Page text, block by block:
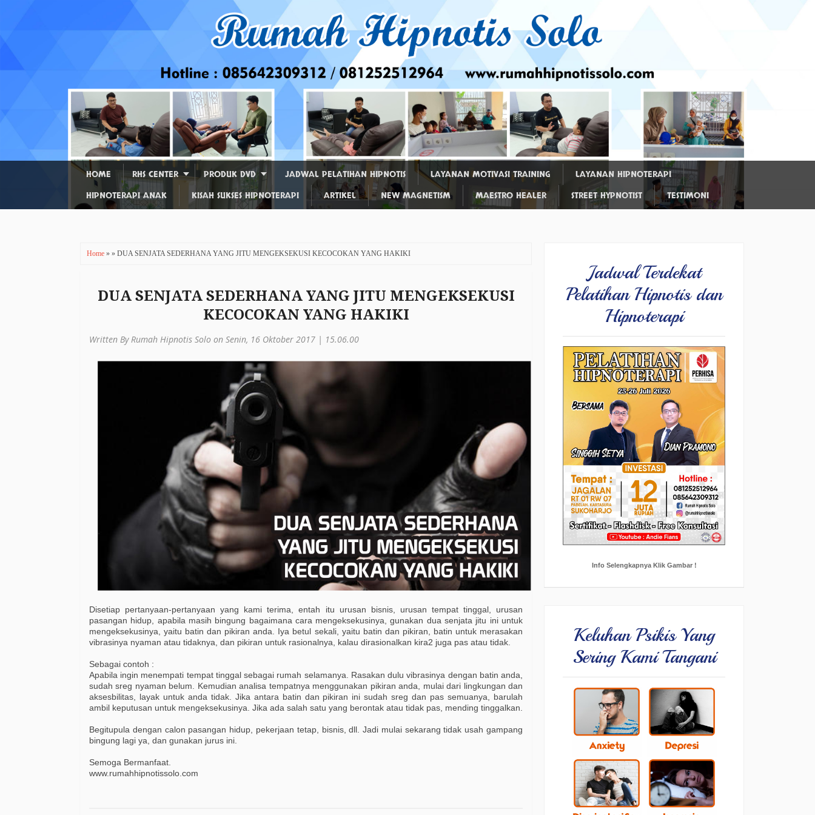
HOME RHS CENTER PRODUK DVD JADWAL PELATIHAN HIPNOTIS LAYANAN MOTIVASI TRAINING
LAYANAN HIPNOTERAPI
HIPNOTERAPI ANAK
KISAH SUKSES HIPNOTERAPI ARTIKEL NEW MAGNETISM MAESTRO HEALER STREET HYPNOTIST TESTIMONI
Home » » DUA SENJATA SEDERHANA YANG JITU MENGEKSEKUSI KECOCOKAN YANG HAKIKI
DUA SENJATA SEDERHANA YANG JITU MENGEKSEKUSI
KECOCOKAN YANG HAKIKI
Written By Rumah Hipnotis Solo on Senin, 16 Oktober 2017 | 15.06.00
Disetiap pertanyaan-pertanyaan yang kami terima, entah itu urusan bisnis, urusan tempat tinggal, urusan
pasangan hidup, apabila masih bingung bagaimana cara mengeksekusinya, gunakan dua senjata jitu ini untuk
mengeksekusinya, yaitu batin dan pikiran anda. Iya betul sekali, yaitu batin dan pikiran, batin untuk merasakan
vibrasinya nyaman atau tidaknya, dan pikiran untuk rasionalnya, kalau dirasionalkan kira2 juga pas atau tidak.
Sebagai contoh :
Apabila ingin menempati tempat tinggal sebagai rumah selamanya. Rasakan dulu vibrasinya dengan batin anda,
sudah sreg nyaman belum. Kemudian analisa tempatnya menggunakan pikiran anda, mulai dari lingkungan dan
aksesbilitas, layak untuk anda tidak. Jika antara batin dan pikiran ini sudah sreg dan pas semuanya, barulah
ambil keputusan untuk mengeksekusinya. Jika ada salah satu yang berontak atau tidak pas, mending tinggalkan.
Begitupula dengan calon pasangan hidup, pekerjaan tetap, bisnis, dll. Jadi mulai sekarang tidak usah gampang
bingung lagi ya, dan gunakan jurus ini.
Semoga Bermanfaat.
www.rumahhipnotissolo.com
Jadwal Terdekat
Pelatihan Hipnotis dan
Hipnoterapi
Info Selengkapnya Klik Gambar !
Keluhan Psikis Yang
Sering Kami Tangani